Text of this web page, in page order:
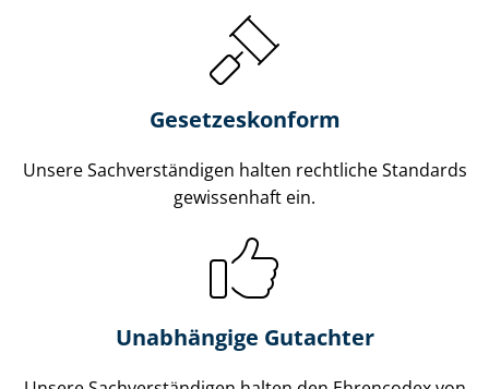
Gesetzes­konform
Unsere Sach­ver­stän­di­gen halten rechtliche Standards
gewissenhaft ein.
Unabhängige Gutachter